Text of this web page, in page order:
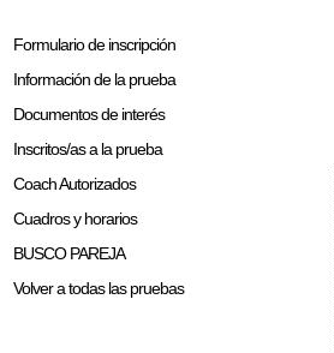
Formulario de inscripción
Información de la prueba
Documentos de interés
Inscritos/as a la prueba
Coach Autorizados
Cuadros y horarios
BUSCO PAREJA
Volver a todas las pruebas